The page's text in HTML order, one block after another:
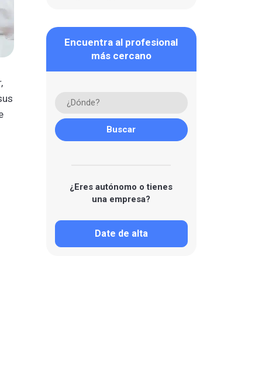
Encuentra al profesional
más cercano
¿Eres autónomo o tienes
una empresa?
Date de alta